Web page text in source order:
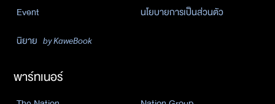
Event
นโยบายการเป็นส่วนตัว
นิยาย by KaweBook
พาร์ทเนอร์